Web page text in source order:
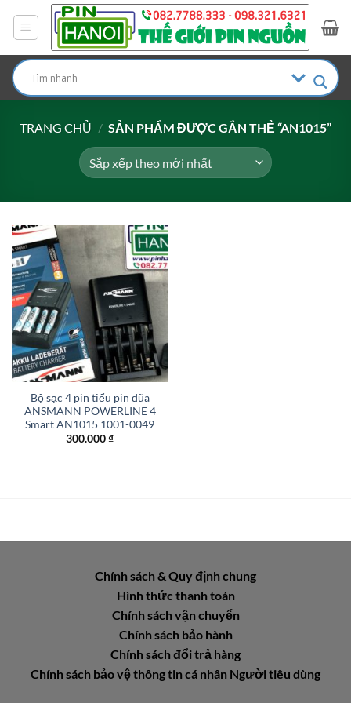
dung
TRANG CHỦ / SẢN PHẨM ĐƯỢC GẮN THẺ “AN1015”
Bộ sạc 4 pin tiểu pin đũa
ANSMANN POWERLINE 4
Smart AN1015 1001-0049
300.000₫
Chính sách & Quy định chung
Hình thức thanh toán
Chính sách vận chuyển
Chính sách bảo hành
Chính sách đổi trả hàng
Chính sách bảo vệ thông tin cá nhân Người tiêu dùng